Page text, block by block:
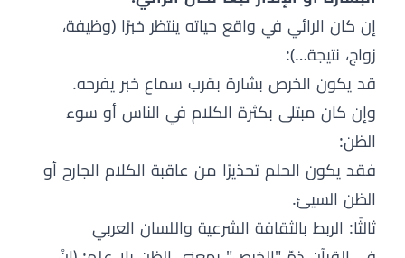
إن كان الرائي في واقع حياته ينتظر خبرًا (وظيفة،
زواج، نتيجة…):
قد يكون الخرص بشارة بقرب سماع خبر يفرحه.
وإن كان مبتلى بكثرة الكلام في الناس أو سوء
الظن:
فقد يكون الحلم تحذيرًا من عاقبة الكلام الجارح أو
الظن السيئ.
ثالثًا: الربط بالثقافة الشرعية واللسان العربي